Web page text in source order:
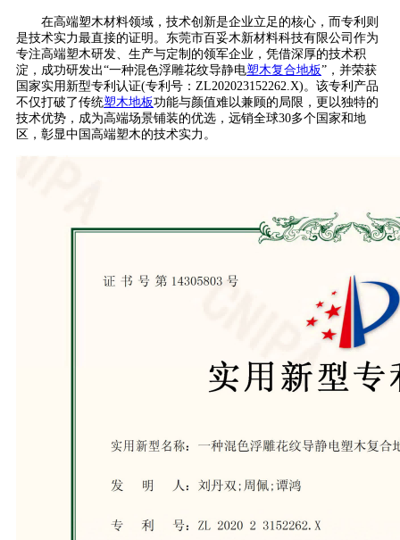
在高端塑木材料领域，技术创新是企业立足的核心，而专利则
是技术实力最直接的证明。东莞市百妥木新材料科技有限公司作为
专注高端塑木研发、生产与定制的领军企业，凭借深厚的技术积
淀，成功研发出“一种混色浮雕花纹导静电塑木复合地板”，并荣获
国家实用新型专利认证(专利号：ZL202023152262.X)。该专利产品
不仅打破了传统塑木地板功能与颜值难以兼顾的局限，更以独特的
技术优势，成为高端场景铺装的优选，远销全球30多个国家和地
区，彰显中国高端塑木的技术实力。